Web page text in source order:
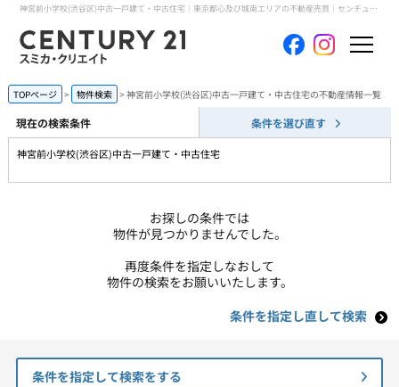
神宮前小学校(渋谷区)中古一戸建て・中古住宅｜東京都心及び城南エリアの不動産売買｜センチュリー21スミカ・クリエイト
ホーム
当社について
買いたい
売りたい
コンテンツ
会員メニュー
TOPページ 物件検索 神宮前小学校(渋谷区)中古一戸建て・中古住宅の不動産情報一覧
現在の検索条件 条件を選び直す
神宮前小学校(渋谷区)中古一戸建て・中古住宅
お探しの条件では
物件が見つかりませんでした。
再度条件を指定しなおして
物件の検索をお願いいたします。
条件を指定し直して検索
条件を指定して検索をする